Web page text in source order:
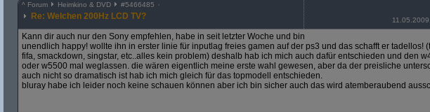
^ Forum Heimkino & DVD #5466485
Re: Welchen 200Hz LCD TV?
Kann dir auch nur den Sony empfehlen, habe in seit letzter Woche und bin
unendlich happy! wollte ihn in erster linie für inputlag freies gamen auf der ps3 und das schafft er tadellos!
fifa, smackdown, singstar, etc..alles kein problem) deshalb hab ich mich auch dafür entschieden und den
oder w5500 mal weglassen. die wären eigentlich meine erste wahl gewesen, aber da der preisliche
auch nicht so dramatisch ist hab ich mich gleich für das topmodell entschieden.
bluray habe ich leider noch keine schauen können aber ich bin sicher auch das wird atemberaubend